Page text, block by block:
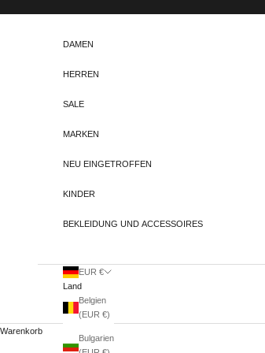
DAMEN
HERREN
SALE
MARKEN
NEU EINGETROFFEN
KINDER
BEKLEIDUNG UND ACCESSOIRES
EUR €
Land
Belgien
(EUR €)
Bulgarien
Warenkorb